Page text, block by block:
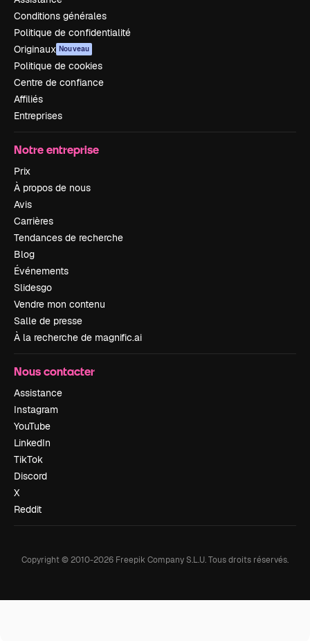
Conditions générales
Politique de confidentialité
Originaux Nouveau
Politique de cookies
Centre de confiance
Affiliés
Entreprises
Notre entreprise
Prix
À propos de nous
Avis
Carrières
Tendances de recherche
Blog
Événements
Slidesgo
Vendre mon contenu
Salle de presse
À la recherche de magnific.ai
Nous contacter
Assistance
Instagram
YouTube
LinkedIn
TikTok
Discord
X
Reddit
Copyright © 2010-2026 Freepik Company S.L.U.Tous droits réservés.